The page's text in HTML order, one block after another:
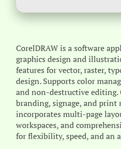
CorelDRAW is a software
graphics design and
features for vector, raster,
design. Supports color
and non-destructive editing.
branding, signage, and print
incorporates multi-page
workspaces, and
for flexibility, speed, and an